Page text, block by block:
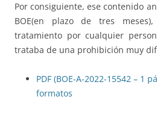
Por consiguiente, ese contenido
BOE(en plazo de tres
tratamiento por cualquier
trataba de una prohibición muy
PDF (BOE-A-2022-15542 – 1
formatos